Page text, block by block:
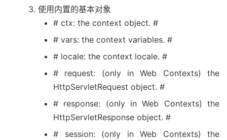
使用内置的基本对象
# ctx: the context object. #
# vars: the context variables. #
# locale: the context locale. #
# request: (only in Web Contexts) the
HttpServletRequest object. #
# response: (only in Web Contexts) the
HttpServletResponse object. #
# session: (only in Web Contexts) the